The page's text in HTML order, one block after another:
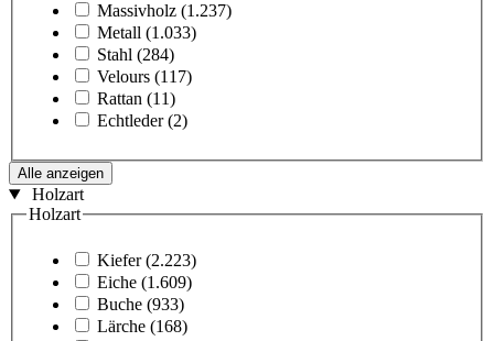
Massivholz (1.237)
Metall (1.033)
Stahl (284)
Velours (117)
Rattan (11)
Echtleder (2)
Alle anzeigen
Holzart
Holzart
Kiefer (2.223)
Eiche (1.609)
Buche (933)
Lärche (168)